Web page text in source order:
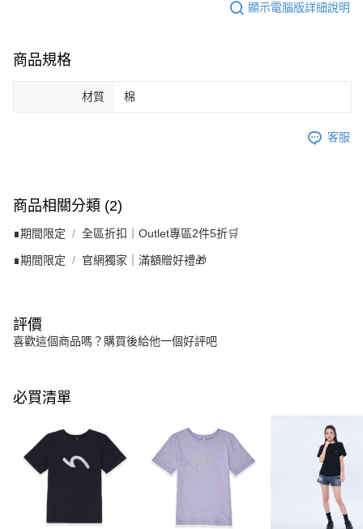
顯示電腦版詳細說明
商品規格
材質 棉
客服
商品相關分類 (2)
∎期間限定 全區折扣｜Outlet專區2件5折🛒
∎期間限定 官網獨家｜滿額贈好禮🎁
評價
喜歡這個商品嗎？購買後給他一個好評吧
必買清單